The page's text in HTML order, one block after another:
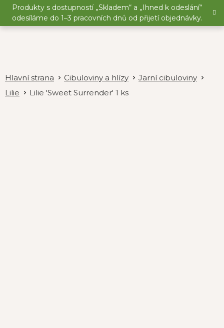
Přejít
obsah
Produkty s dostupností „Skladem“ a „Ihned k odeslání“
odesíláme do 1–3 pracovních dnů od přijetí objednávky.
Cibuloviny a hlízy
Jarní cibuloviny
Lilie
Lilie 'Sweet Surrender' 1 ks